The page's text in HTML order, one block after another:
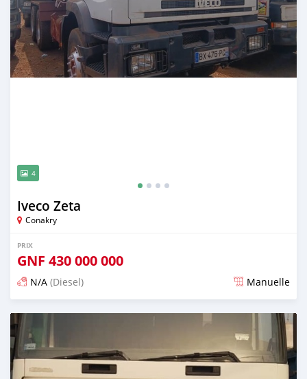
4
Iveco Zeta
Conakry
PRIX
GNF 430 000 000
N/A (Diesel) Manuelle
Publié il y a plus d'un an